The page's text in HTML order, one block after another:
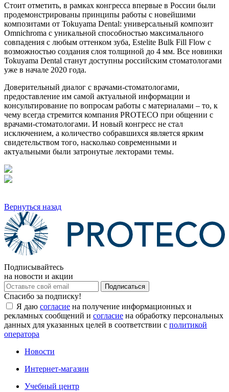
Стоит отметить, в рамках конгресса впервые в России были
продемонстрированы принципы работы с новейшими
композитами от Tokuyama Dental: универсальный композит
Omnichroma с уникальной способностью максимального
совпадения с любым оттенком зуба, Estelite Bulk Fill Flow с
возможностью создания слоя толщиной до 4 мм. Все новинки
Tokuyama Dental станут доступны российским стоматологами
уже в начале 2020 года.
Доверительный диалог с врачами-стоматологами,
предоставление им самой актуальной информации и
консультирование по вопросам работы с материалами – то, к
чему всегда стремится компания PROTECO при общении с
врачами-стоматологами. И новый конгресс не стал
исключением, а количество собравшихся является ярким
свидетельством того, насколько современными и
актуальными были затронутые лекторами темы.
Вернуться назад
Подписывайтесь
на новости и акции
Спасибо за подписку!
Я даю согласие на получение информационных и
рекламных сообщений и согласие на обработку персональных
данных для указанных целей в соответствии с политикой
оператора
Новости
Интернет-магазин
Учебный центр